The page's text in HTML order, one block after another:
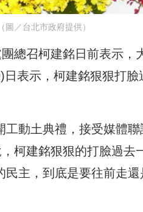
圖／台北市政府提供）
總召柯建銘日前表示，
表示，柯建銘狠狠打
動土典禮，接受媒體
柯建銘狠狠的打臉過去
主，到底是要往前走